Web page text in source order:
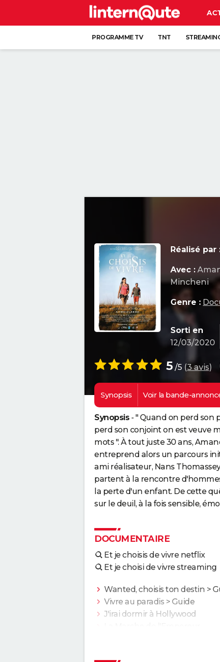
PROGRAMME TV TNT
Réalisé par
Avec :
Mincheni
Genre :
Sorti en
12/03/2020
5/5 (3 avis)
Synopsis Voir la bande-
Synopsis- " Quand on perd son
perd son conjoint on est veuve
mots ". À tout juste 30 ans,
entreprend alors un parcours
ami réalisateur, Nans
partent à la rencontre
la perte d'un enfant. De cette
sur le deuil, à la fois sensible,
DOCUMENTAIRE
Et je choisis de vivre netflix
Et je choisi de vivre streaming
Wanted, choisis ton destin >
Vivre au paradis > Guide
J'irai dormir à Hollywood